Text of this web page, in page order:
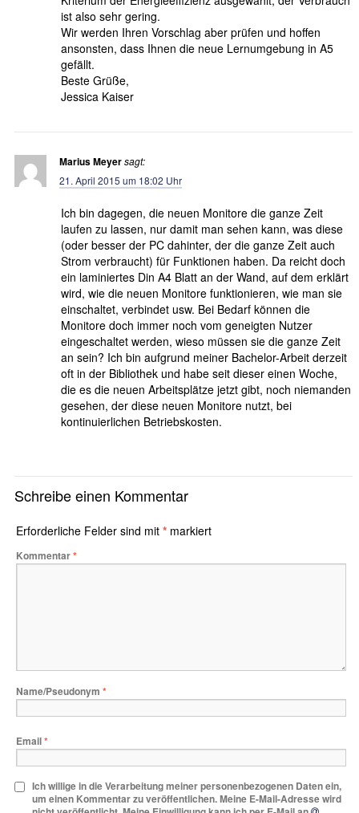
ist also sehr gering.
Wir werden Ihren Vorschlag aber prüfen und hoffen
ansonsten, dass Ihnen die neue Lernumgebung in A5
gefällt.
Beste Grüße,
Jessica Kaiser
Marius Meyersagt:
21. April 2015 um 18:02 Uhr
Ich bin dagegen, die neuen Monitore die ganze Zeit
laufen zu lassen, nur damit man sehen kann, was diese
(oder besser der PC dahinter, der die ganze Zeit auch
Strom verbraucht) für Funktionen haben. Da reicht doch
ein laminiertes Din A4 Blatt an der Wand, auf dem erklärt
wird, wie die neuen Monitore funktionieren, wie man sie
einschaltet, verbindet usw. Bei Bedarf können die
Monitore doch immer noch vom geneigten Nutzer
eingeschaltet werden, wieso müssen sie die ganze Zeit
an sein? Ich bin aufgrund meiner Bachelor-Arbeit derzeit
oft in der Bibliothek und habe seit dieser einen Woche,
die es die neuen Arbeitsplätze jetzt gibt, noch niemanden
gesehen, der diese neuen Monitore nutzt, bei
kontinuierlichen Betriebskosten.
Schreibe einen Kommentar
Erforderliche Felder sind mit * markiert
Kommentar*
Name/Pseudonym *
Email*
Ich willige in die Verarbeitung meiner personenbezogenen Daten ein,
um einen Kommentar zu veröffentlichen. Meine E-Mail-Adresse wird